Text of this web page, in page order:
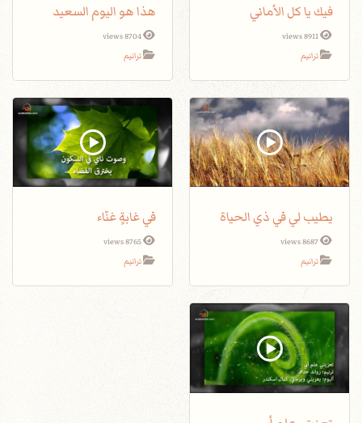
فيك يا كل الأماني
8911 views
ترانيم
هذا هو اليوم السعيد
8704 views
ترانيم
يطيب لي في ذي الحياة
8687 views
ترانيم
في غابةٍ غنّاء
8765 views
ترانيم